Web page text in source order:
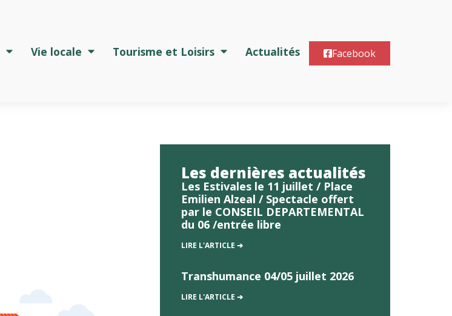
Vie locale Tourisme et Loisirs Actualités Facebook
Les dernières actualités
Les Estivales le 11 juillet / Place
Emilien Alzeal / Spectacle offert
par le CONSEIL DEPARTEMENTAL
du 06 /entrée libre
LIRE L'ARTICLE ➔
Transhumance 04/05 juillet 2026
LIRE L'ARTICLE ➔